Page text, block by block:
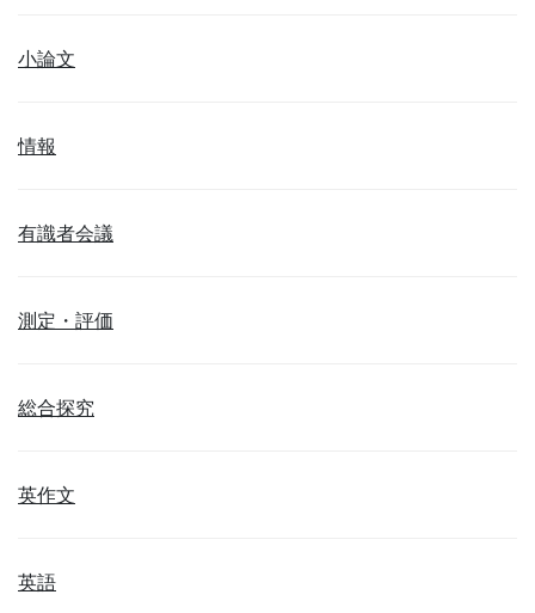
小論文
情報
有識者会議
測定・評価
総合探究
英作文
英語